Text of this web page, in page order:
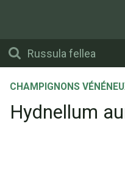
CHAMPIGNONS
Hydnellum